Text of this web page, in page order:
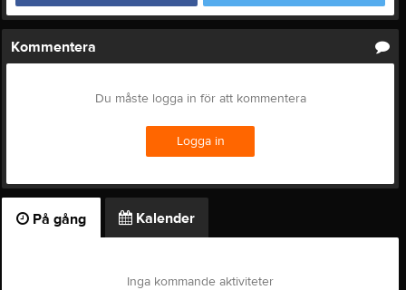
Kommentera
Du måste logga in för att kommentera
Logga in
På gång Kalender
Inga kommande aktiviteter